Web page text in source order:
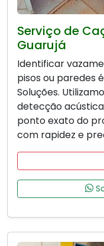
Serviço de
Guarujá
Identificar
pisos ou paredes
Soluções.
detecção
ponto exato do
com rapidez e